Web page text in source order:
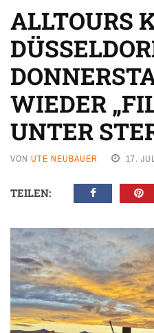
ALLTOURS
WIEDER
UNTER
VON UTE NEUBAUER 17.
TEILEN: